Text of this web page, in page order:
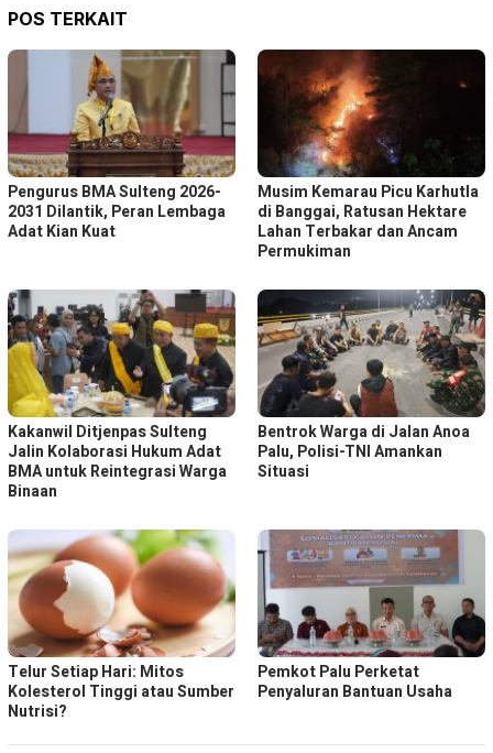
POS TERKAIT
Pengurus BMA Sulteng 2026-
2031 Dilantik, Peran Lembaga
Adat Kian Kuat
Musim Kemarau Picu Karhutla
di Banggai, Ratusan Hektare
Lahan Terbakar dan Ancam
Permukiman
Kakanwil Ditjenpas Sulteng
Jalin Kolaborasi Hukum Adat
BMA untuk Reintegrasi Warga
Binaan
Bentrok Warga di Jalan Anoa
Palu, Polisi-TNI Amankan
Situasi
Telur Setiap Hari: Mitos
Kolesterol Tinggi atau Sumber
Nutrisi?
Pemkot Palu Perketat
Penyaluran Bantuan Usaha